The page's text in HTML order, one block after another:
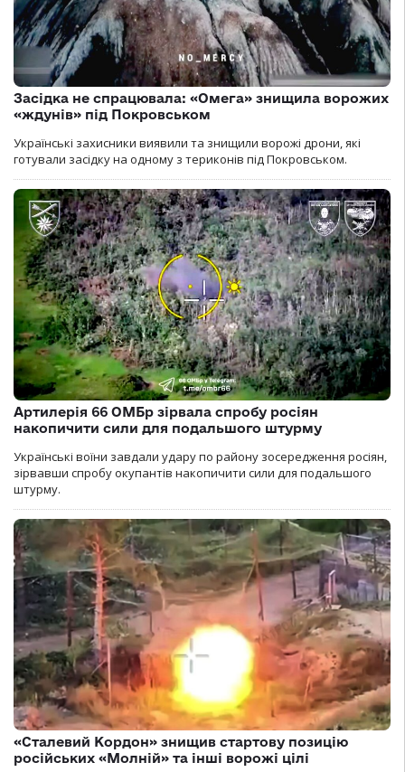
Засідка не спрацювала: «Омега» знищила ворожих
«ждунів» під Покровськом
Українські захисники виявили та знищили ворожі дрони, які
готували засідку на одному з териконів під Покровськом.
Артилерія 66 ОМБр зірвала спробу росіян
накопичити сили для подальшого штурму
Українські воїни завдали удару по району зосередження росіян,
зірвавши спробу окупантів накопичити сили для подальшого
штурму.
«Сталевий Кордон» знищив стартову позицію
російських «Молній» та інші ворожі цілі